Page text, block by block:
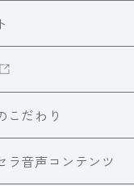
こだわり
ラ音声コンテンツ